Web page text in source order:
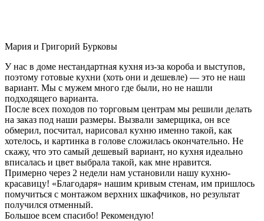
Мария и Григорий Бурковы
У нас в доме нестандартная кухня из-за короба и выступов,
поэтому готовые кухни (хоть они и дешевле) — это не наш
вариант. Мы с мужем много где были, но не нашли
подходящего варианта.
После всех походов по торговым центрам мы решили делать
на заказ под наши размеры. Вызвали замерщика, он все
обмерил, посчитал, нарисовал кухню именно такой, как
хотелось, и картинка в голове сложилась окончательно. Не
скажу, что это самый дешевый вариант, но кухня идеально
вписалась и цвет выбрала такой, как мне нравится.
Примерно через 2 недели нам установили нашу кухню-
красавицу! «Благодаря» нашим кривым стенам, им пришлось
помучиться с монтажом верхних шкафчиков, но результат
получился отменный.
Большое всем спасибо! Рекомендую!